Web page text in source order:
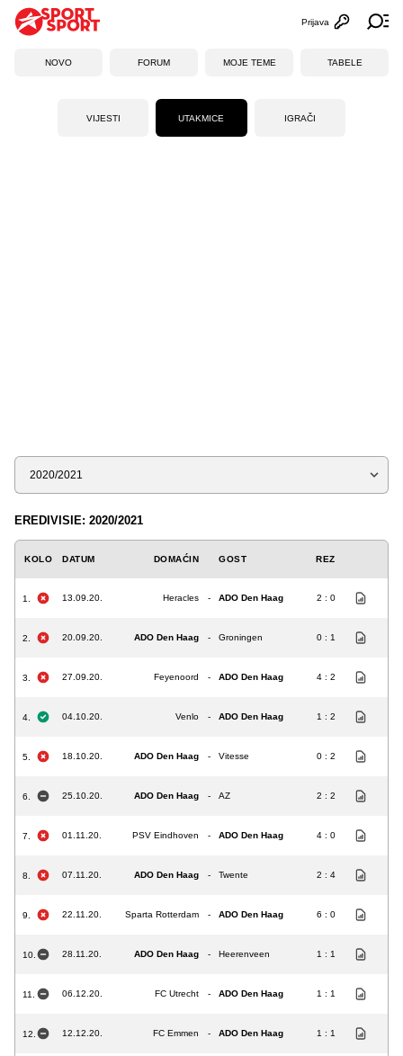
Otvori
Prijava
NOVO FORUM MOJE TEME TABELE
VIJESTI UTAKMICE IGRAČI
Sezona
EREDIVISIE: 2020/2021
KOLO DATUM DOMAĆIN GOST REZ
1. 13.09.20. Heracles - ADO Den Haag 2 : 0
2. 20.09.20. ADO Den Haag - Groningen 0 : 1
3. 27.09.20. Feyenoord - ADO Den Haag 4 : 2
4. 04.10.20. Venlo - ADO Den Haag 1 : 2
5. 18.10.20. ADO Den Haag - Vitesse 0 : 2
6. 25.10.20. ADO Den Haag - AZ 2 : 2
7. 01.11.20. PSV Eindhoven - ADO Den Haag 4 : 0
8. 07.11.20. ADO Den Haag - Twente 2 : 4
9. 22.11.20. Sparta Rotterdam - ADO Den Haag 6 : 0
10. 28.11.20. ADO Den Haag - Heerenveen 1 : 1
11. 06.12.20. FC Utrecht - ADO Den Haag 1 : 1
12. 12.12.20. FC Emmen - ADO Den Haag 1 : 1